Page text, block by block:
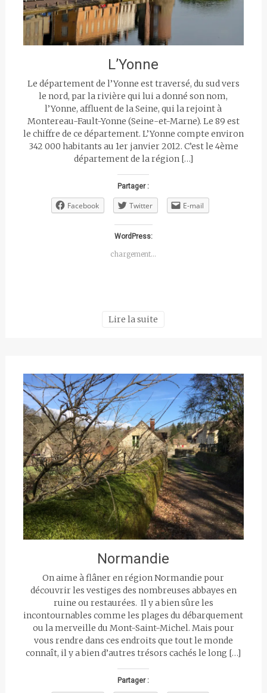
L’Yonne
Le département de l’Yonne est traversé, du sud vers
le nord, par la rivière qui lui a donné son nom,
l’Yonne, affluent de la Seine, qui la rejoint à
Montereau-Fault-Yonne (Seine-et-Marne). Le 89 est
le chiffre de ce département. L’Yonne compte environ
342 000 habitants au 1er janvier 2012. C’est le 4ème
département de la région […]
Partager :
Facebook Twitter E-mail
WordPress:
chargement…
Lire la suite
Normandie
On aime à flâner en région Normandie pour
découvrir les vestiges des nombreuses abbayes en
ruine ou restaurées. Il y a bien sûre les
incontournables comme les plages du débarquement
ou la merveille du Mont-Saint-Michel. Mais pour
vous rendre dans ces endroits que tout le monde
connaît, il y a bien d’autres trésors cachés le long […]
Partager :